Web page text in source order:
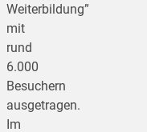
Weiterbildung”
mit
rund
6.000
Besuchern
ausgetragen.
Im